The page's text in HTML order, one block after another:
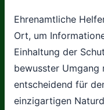
Ehrenamtliche
Ort, um
Einhaltung der
bewusster
entscheidend für
einzigartigen